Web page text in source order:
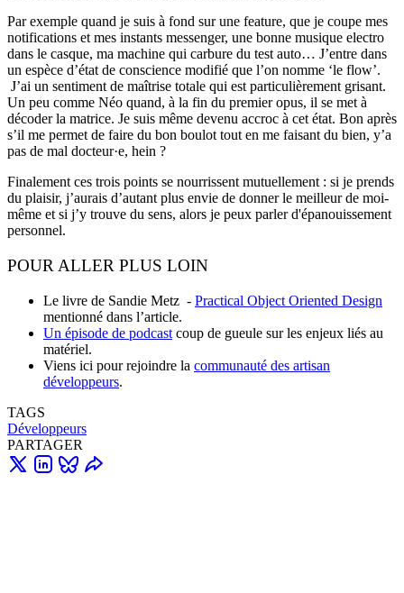
Par exemple quand je suis à fond sur une feature, que je coupe mes
notifications et mes instants messenger, une bonne musique electro
dans le casque, ma machine qui carbure du test auto… J’entre dans
un espèce d’état de conscience modifié que l’on nomme ‘le flow’.
J’ai un sentiment de maîtrise totale qui est particulièrement grisant.
Un peu comme Néo quand, à la fin du premier opus, il se met à
décoder la matrice. Je suis même devenu accroc à cet état. Bon après
s’il me permet de faire du bon boulot tout en me faisant du bien, y’a
pas de mal docteur·e, hein ?
Finalement ces trois points se nourrissent mutuellement : si je prends
du plaisir, j’aurais d’autant plus envie de donner le meilleur de moi-
même et si j’y trouve du sens, alors je peux parler d'épanouissement
personnel.
POUR ALLER PLUS LOIN
Le livre de Sandie Metz - Practical Object Oriented Design
mentionné dans l’article.
Un épisode de podcast coup de gueule sur les enjeux liés au
matériel.
Viens ici pour rejoindre la communauté des artisan
développeurs.
TAGS
Développeurs
PARTAGER